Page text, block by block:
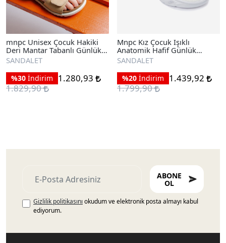
mnpc Unisex Çocuk Hakiki
Deri Mantar Tabanlı Günlük
Çocuk Sandalet
SANDALET
%30 İndirim
1.280,93
1.829,90
Mnpc Kız Çocuk Işıklı
Anatomik Hafif Günlük
Sandalet
SANDALET
%20 İndirim
1.439,92
1.799,90
ABONE
OL
Gizlilik politikasını okudum ve elektronik posta almayı kabul
ediyorum.